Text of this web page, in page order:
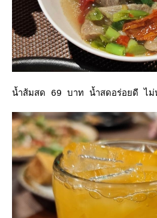
น้ำส้มสด 69 บาท น้ำสดอร่อยดี ไม่